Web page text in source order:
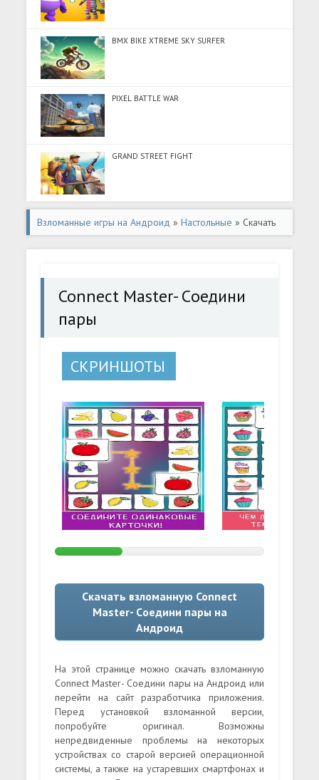
BMX BIKE XTREME SKY SURFER
PIXEL BATTLE WAR
GRAND STREET FIGHT
Взломанные игры на Андроид »Настольные » Скачать
Connect Master- Cоедини пары (Разблокировано все) на
Connect Master- Cоедини
пары
СКРИНШОТЫ
Скачать взломанную Connect
Master- Cоедини пары на
Андроид
На этой странице можно скачать взломанную
Connect Master- Cоедини пары на Андроид или
перейти на сайт разработчика приложения.
Перед установкой взломанной версии,
попробуйте оригинал. Возможны
непредвиденные проблемы на некоторых
устройствах со старой версией операционной
системы, а также на устаревших смартфонах и